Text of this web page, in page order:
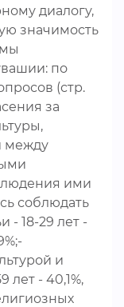
диалогу,
значимость
по
(стр.
за
между
ими
соблюдать
- 18-29 лет -
и
лет - 40,1%,